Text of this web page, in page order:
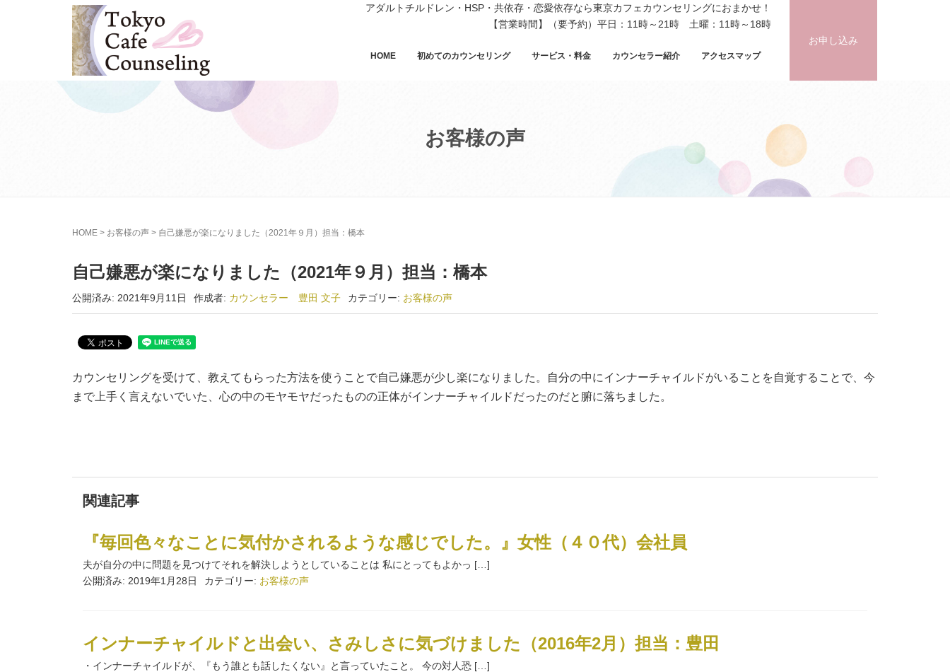
アダルトチルドレン・HSP・共依存・恋愛依存なら東京カフェカウンセリングにおまかせ！
【営業時間】（要予約）平日：11時～21時 土曜：11時～18時
HOME 初めてのカウンセリング サービス・料金 カウンセラー紹介 アクセスマップ
お申し込み
お客様の声
HOME > お客様の声 > 自己嫌悪が楽になりました（2021年９月）担当：橋本
自己嫌悪が楽になりました（2021年９月）担当：橋本
公開済み: 2021年9月11日 作成者: カウンセラー 豊田 文子 カテゴリー: お客様の声
カウンセリングを受けて、教えてもらった方法を使うことで自己嫌悪が少し楽になりました。自分の中にインナーチャイルドがいることを自覚することで、今
まで上手く言えないでいた、心の中のモヤモヤだったものの正体がインナーチャイルドだったのだと腑に落ちました。
関連記事
『毎回色々なことに気付かされるような感じでした。』女性（４０代）会社員
夫が自分の中に問題を見つけてそれを解決しようとしていることは 私にとってもよかっ […]
公開済み: 2019年1月28日
カテゴリー: お客様の声
インナーチャイルドと出会い、さみしさに気づけました（2016年2月）担当：豊田
・インナーチャイルドが、『もう誰とも話したくない』と言っていたこと。 今の対人恐 […]